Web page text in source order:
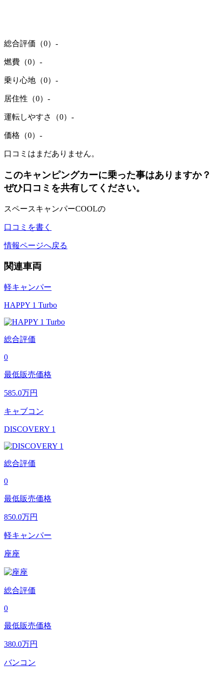
総合評価（0） -
燃費（0） -
乗り心地（0） -
居住性（0） -
運転しやすさ（0） -
価格（0） -
口コミはまだありません。
このキャンピングカーに乗った事はありますか？
ぜひ口コミを共有してください。
スペースキャンパーCOOLの
口コミを書く
情報ページへ戻る
関連車両
軽キャンパー
HAPPY 1 Turbo
総合評価
0
最低販売価格
585.0万円
キャブコン
DISCOVERY 1
総合評価
0
最低販売価格
850.0万円
軽キャンパー
座座
総合評価
0
最低販売価格
380.0万円
バンコン